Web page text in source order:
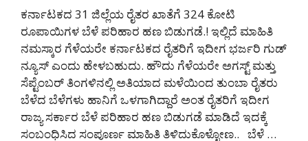
ಕರ್ನಾಟಕದ 31 ಜಿಲ್ಲೆಯ ರೈತರ ಖಾತೆಗೆ 324 ಕೋಟಿ
ರೂಪಾಯಿಗಳ ಬೆಳೆ ಪರಿಹಾರ ಹಣ ಬಿಡುಗಡೆ.! ಇಲ್ಲಿದೆ ಮಾಹಿತಿ
ನಮಸ್ಕಾರ ಗೆಳೆಯರೇ ಕರ್ನಾಟಕದ ರೈತರಿಗೆ ಇದೀಗ ಭರ್ಜರಿ ಗುಡ್
ನ್ಯೂಸ್ ಎಂದು ಹೇಳಬಹುದು. ಹೌದು ಗೆಳೆಯರೇ ಅಗಸ್ಟ್ ಮತ್ತು
ಸೆಪ್ಟೆಂಬರ್ ತಿಂಗಳಿನಲ್ಲಿ ಅತಿಯಾದ ಮಳೆಯಿಂದ ತುಂಬಾ ರೈತರು
ಬೆಳೆದ ಬೆಳೆಗಳು ಹಾನಿಗೆ ಒಳಗಾಗಿದ್ದಾರೆ ಅಂತ ರೈತರಿಗೆ ಇದೀಗ
ರಾಜ್ಯ ಸರ್ಕಾರ ಬೆಳೆ ಪರಿಹಾರ ಹಣ ಬಿಡುಗಡೆ ಮಾಡಿದೆ ಇದಕ್ಕೆ
ಸಂಬಂಧಿಸಿದ ಸಂಪೂರ್ಣ ಮಾಹಿತಿ ತಿಳಿದುಕೊಳ್ಳೋಣ.. ಬೆಳೆ …